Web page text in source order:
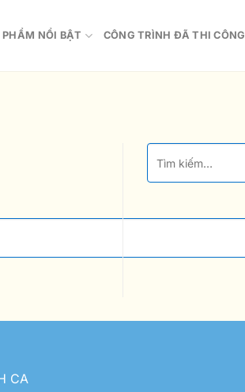
PHẨM NỔI BẬT CÔNG TRÌNH ĐÃ THI CÔNG
CA